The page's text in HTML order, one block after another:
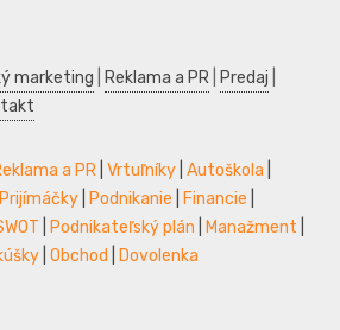
marketing Reklama a PR Predaj
a PR Vrtuľníky Autoškola
Prijímáčky Podnikanie Financie
Podnikateľský plán Manažment
Obchod Dovolenka